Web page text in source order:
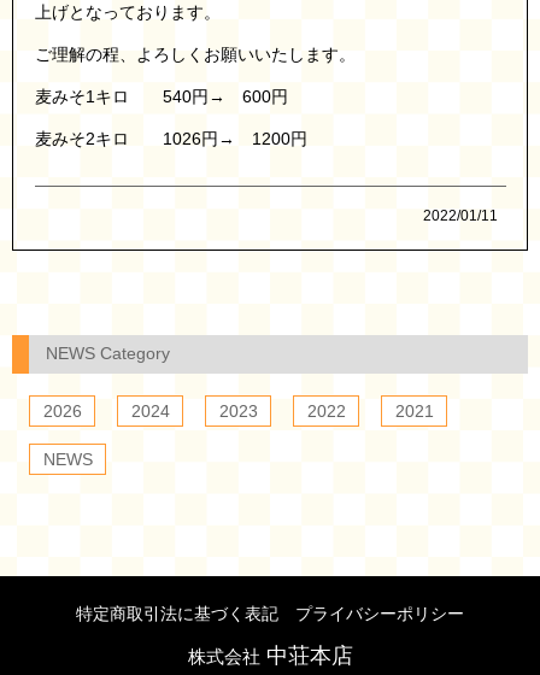
上げとなっております。
ご理解の程、よろしくお願いいたします。
麦みそ1キロ 540円→ 600円
麦みそ2キロ 1026円→ 1200円
2022/01/11
NEWS Category
2026 2024 2023 2022 2021
NEWS
特定商取引法に基づく表記 プライバシーポリシー
株式会社 中荘本店